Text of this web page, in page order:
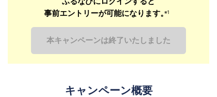
事前エントリーが可能になります。
※1
本キャンペーンは終了いたしました
キャンペーン概要